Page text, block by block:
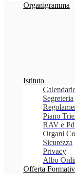
Organigramma
Istituto
Segreteria
Piano
RAV e
Organi
Sicurezza
Privacy
Albo
Offerta